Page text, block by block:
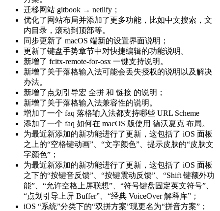
迁移网站 gitbook → netlify；
优化了网站布局并添加了更多功能，比如中文搜索，文
内目录，滚动到顶部等。
同步更新了 macOS 端新的设置界面说明；
更新了键盘手势章节中对快捷编辑的功能说明。
新增了 fcitx-remote-for-osx 一键支持说明。
新增了关于落格输入法可能会丢失授权的说明以及解决
办法。
新增了点划引导宏 全拼 和 链接 的说明；
新增了关于落格输入法兼容性的说明。
增加了一个 faq 落格输入法都支持哪些 URL Scheme
添加了一个 faq 如何在 macOS 版使用 德沃夏克 布局。
为最近新添加的新功能进行了更新，这包括了 iOS 面板
之上的“空格键动画”、“文字颜色”、提示皮肤的“皮肤文
字颜色”；
为最近新添加的新功能进行了更新，这包括了 iOS 面板
之下的“按键音反馈”、“按键震动反馈”、“Shift 键额外功
能”、“允许空格上屏联想”、“符号键盘固定英文符号”、
“点划引导上屏 Buffer”、“经典 VoiceOver 解释库”；
iOS “系统”分类下的“双拼方案”现更名为“拼音方案”；